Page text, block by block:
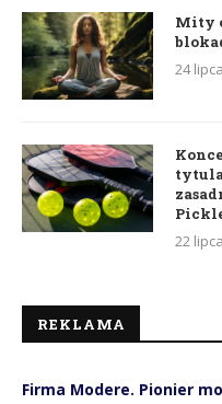
Mity
24
22
REKLAMA
Firma Modere. Pionier